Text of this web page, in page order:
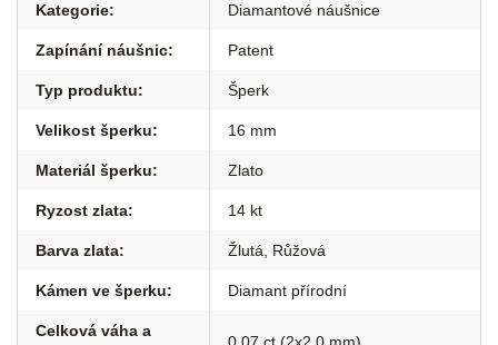
Kategorie: Diamantové náušnice
Zapínání náušnic: Patent
Typ produktu: Šperk
Velikost šperku: 16 mm
Materiál šperku: Zlato
Ryzost zlata: 14 kt
Barva zlata: Žlutá Růžová
Kámen ve šperku: Diamant přírodní
Celková váha a